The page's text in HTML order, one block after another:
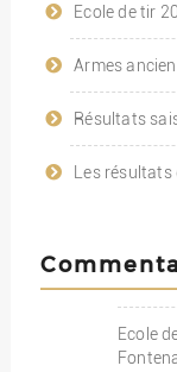
Ecole de tir
Armes
Résultats
Les
Ecole